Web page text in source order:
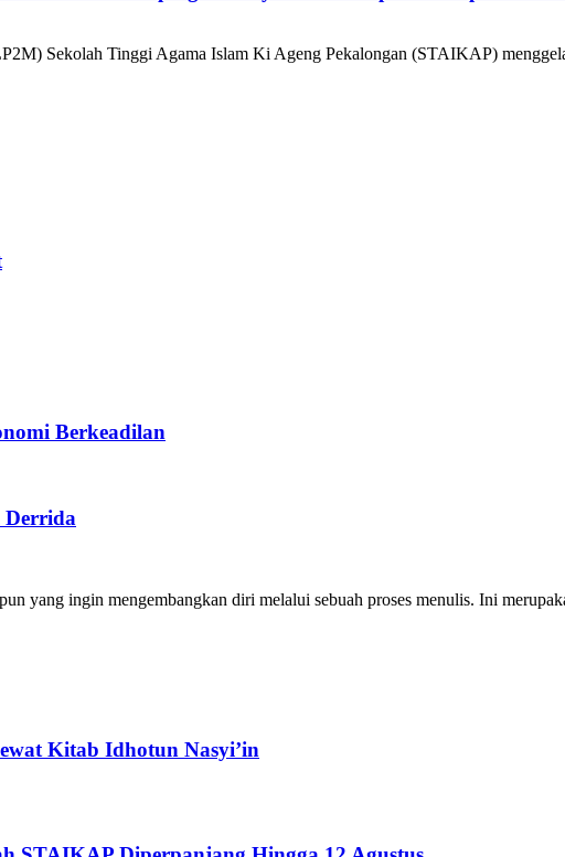
Sekolah Tinggi Agama Islam Ki Ageng Pekalongan (STAIKAP)
Berkeadilan
Derrida
yang ingin mengembangkan diri melalui sebuah proses menulis. Ini
Kitab Idhotun Nasyi’in